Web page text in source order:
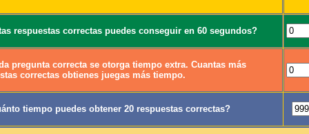
respuestas correctas puedes conseguir en 60 segundos?
pregunta correcta se otorga tiempo extra. Cuantas más
correctas obtienes juegas más tiempo.
tiempo puedes obtener 20 respuestas correctas?